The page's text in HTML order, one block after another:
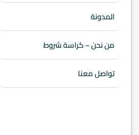
المدونة
من نحن – كراسة شروط
تواصل معنا
مول ذا لوفت بلازا العاصمة الإدارية
الأسعار تبدأ من
استفسر عن السعر
مقدم 10%